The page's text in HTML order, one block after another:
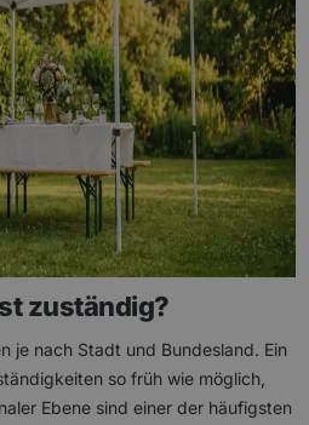
zuständig?
je nach Stadt und Bundesland. Ein
so früh wie möglich,
Ebene sind einer der häufigsten